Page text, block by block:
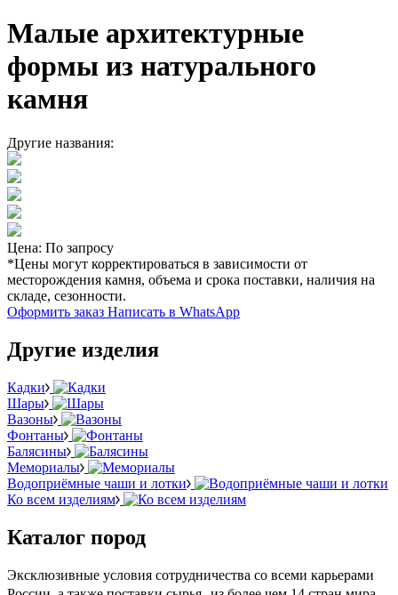
Малые архитектурные
формы из натурального
камня
Другие названия:
Цена: По запросу
*Цены могут корректироваться в зависимости от
месторождения камня, объема и срока поставки, наличия на
складе, сезонности.
Оформить заказ Написать в WhatsApp
Другие изделия
Кадки
Шары
Вазоны
Фонтаны
Балясины
Мемориалы
Водоприёмные чаши и лотки
Ко всем изделиям
Каталог пород
Эксклюзивные условия сотрудничества со всеми карьерами